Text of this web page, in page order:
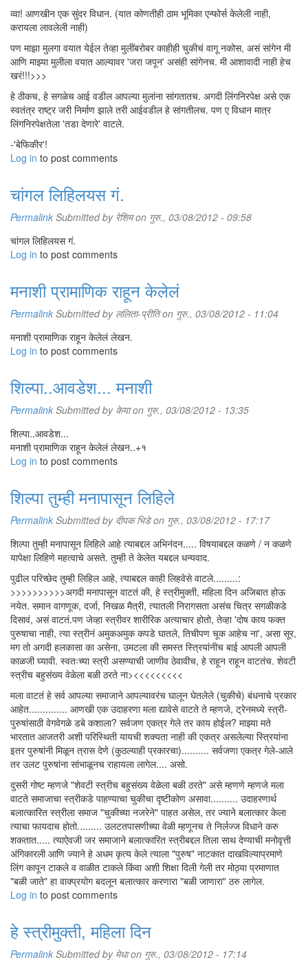
व्वा! आणखीन एक सुंदर विधान. (यात कोणतीही ठाम भूमिका एन्फोर्स केलेली नाही,
करायला लावलेली नाही)
पण माझा मुलगा वयात येईल तेव्हा मुलींबरोबर काहीही चुकीचं वागू नकोस, असं सांगेन मी
आणि माझ्या मुलीला वयात आल्यावर 'जरा जपून' असंही सांगेनच. मी आशावादी नाही हेच
खरं!!!>>>
हे ठीकच, हे सगळेच आई वडील आपल्या मुलांना सांगतातच. अगदी लिंगनिरपेक्ष असे एक
स्वतंत्र राष्ट्र जरी निर्माण झाले तरी आईवडील हे सांगतीलच. पण ए विधान मात्र
लिंगनिरपेक्षतेला 'तडा देणारे' वाटले.
-'बेफिकीर'!
Log in to post comments
चांगल लिहिलयस गं.
Permalink Submitted by रेशिमon गुरु., 03/08/2012 - 09:58
चांगल लिहिलयस गं.
Log in to post comments
मनाशी प्रामाणिक राहून केलेलं
Permalink Submitted by ललिता-प्रीतिon गुरु., 03/08/2012 - 11:04
मनाशी प्रामाणिक राहून केलेलं लेखन.
Log in to post comments
शिल्पा..आवडेश... मनाशी
Permalink Submitted by केयाon गुरु., 03/08/2012 - 13:35
शिल्पा..आवडेश...
मनाशी प्रामाणिक राहून केलेलं लेखन..+१
Log in to post comments
शिल्पा तुम्ही मनापासून लिहिले
Permalink Submitted by दीपक भिडेon गुरु., 03/08/2012 - 17:17
शिल्पा तुम्ही मनापासून लिहिले आहे त्याबद्दल अभिनंदन..... विषयाबद्दल कळणे / न कळणे
यापेक्षा लिहिणे महत्वाचे असते. तुम्ही ते केलेत यबद्दल धन्यवाद.
पुढील परिच्छेद तुम्ही लिहिल आहे, त्याबद्दल काही लिहवेसे वाटले.........:
>>>>>>>>>>अगदी मनापासून वाटतं की, हे स्त्रीमुक्ती, महिला दिन अजिबात होऊ
नयेत. समान वागणूक, दर्जा, निखळ मैत्री, त्यातली निरागसता असंच चित्र सगळीकडे
दिसावं, असं वाटतं.पण जेव्हा स्त्रीवर शारीरिक अत्याचार होतो, तेव्हा 'दोष काय फक्त
पुरुषाचा नाही, त्या स्त्रीनं अमुकअमुक कपडे घातले, तिचीपण चूक आहेच ना', असा सूर,
मग तो अगदी हलकासा का असेना, उमटला की समस्त स्त्रियांनीच बाई आपली आपली
काळजी घ्यावी. स्वतःच्या स्त्री असण्याची जाणीव ठेवावीच, हे राहून राहून वाटतंच. शेवटी
स्त्रीच बहुसंख्य वेळेला बळी ठरते ना><<<<<<<<<
मला वाटतं हे सर्व आपल्या समाजाने आपल्यावरंच घालून घेतलेले (चुकीचे) बंधनाचे प्रकार
आहेत.............. आणखी एक उदाहरणा मला द्यावेसे वाटते ते म्हणजे, ट्रेनमध्ये स्त्री-
पुरुषांसाठी वेगवेगळे डबे कशाला? सर्वजण एकत्र गेले तर काय होईल? माझ्या मते
भारतात आजतरी अशी परिस्थिती यायची शक्यता नाही की एकत्र असलेल्या स्त्रियांना
इतर पुरुषांनी मिळून त्रास देणे (कुठल्याही प्रकारचा).......... सर्वजणा एकत्र गेले-आले
तर उलट पुरुषांना सांभाळूनच राहायला लागेल.... असो.
दुसरी गोष्ट म्हणजे "शेवटी स्त्रीच बहुसंख्य वेळेला बळी ठरते" असे म्हणणे म्हणजे मला
वाटते समाजाचा स्त्रीकडे पाहण्याचा चुकीचा दृष्टीकोण असावा.......... उदाहरणार्थ
बलात्कारित स्त्रीला समाज "चुकीच्या नजरेने" पाहत असेल, तर ज्याने बलात्कार केला
त्याचा फायदाच होतो......... उलटतपासणीच्या वेळी म्हणूनच ते निर्लज्ज विधाने करु
शकतात..... त्याऐवजी जर समाजाने बलात्कारित स्त्रीबद्दल तिला साथ देण्याची मनोवृत्ती
अंगिकारली आणि ज्याने हे अधम कृत्य केले त्याला "पुरुष" नाटकात दाखविल्याप्रमाणे
लिंग कापून टाकले व वाळीत टाकले किंवा अशी शिक्षा दिली गेली तर मोठ्या प्रमाणात
"बळी जाते" हा वाक्प्रयोग बदलून बलात्कार करणारा "बळी जाणारा" ठरु लागेल.
Log in to post comments
हे स्त्रीमुक्ती, महिला दिन
Permalink Submitted by मेधाon गुरु., 03/08/2012 - 17:14